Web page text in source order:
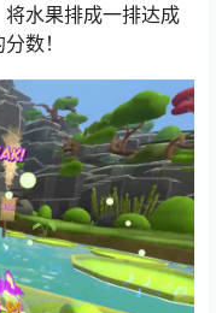
水果排成一排达成
数！